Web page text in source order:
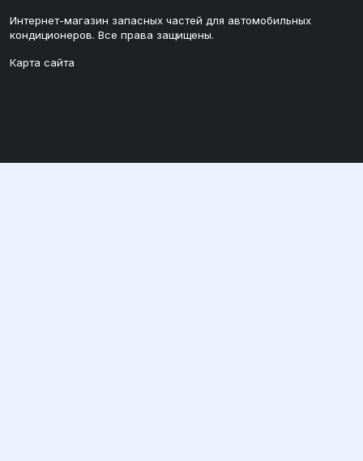
Интернет-магазин запасных частей для автомобильных
кондиционеров. Все права защищены.
Карта сайта